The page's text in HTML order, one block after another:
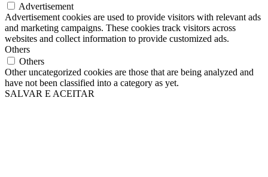
Advertisement
Advertisement cookies are used to provide visitors with relevant ads
and marketing campaigns. These cookies track visitors across
websites and collect information to provide customized ads.
Others
Others
Other uncategorized cookies are those that are being analyzed and
have not been classified into a category as yet.
SALVAR E ACEITAR